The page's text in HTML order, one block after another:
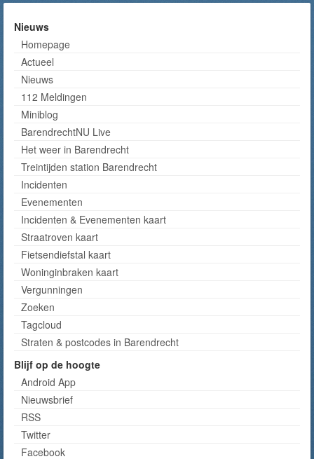
Nieuws
Homepage
Actueel
Nieuws
112 Meldingen
Miniblog
BarendrechtNU Live
Het weer in Barendrecht
Treintijden station Barendrecht
Incidenten
Evenementen
Incidenten & Evenementen kaart
Straatroven kaart
Fietsendiefstal kaart
Woninginbraken kaart
Vergunningen
Zoeken
Tagcloud
Straten & postcodes in Barendrecht
Blijf op de hoogte
Android App
Nieuwsbrief
RSS
Twitter
Facebook